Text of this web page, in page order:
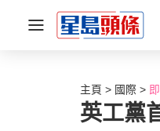
主頁 國際
英工黨